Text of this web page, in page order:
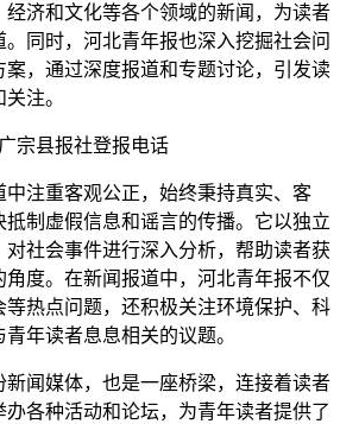
经济和文化等各个领域的新闻，为读者
同时，河北青年报也深入挖掘社会问
，通过深度报道和专题讨论，引发读
注。
注重客观公正，始终秉持真实、客
制虚假信息和谣言的传播。它以独立
社会事件进行深入分析，帮助读者获
度。在新闻报道中，河北青年报不仅
等热点问题，还积极关注环境保护、科
年读者息息相关的议题。
闻媒体，也是一座桥梁，连接着读者
各种活动和论坛，为青年读者提供了